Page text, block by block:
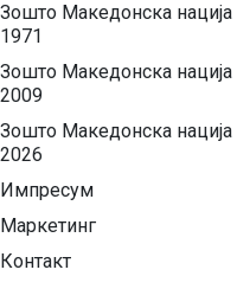
Зошто Македонска нација
1971
Зошто Македонска нација
2009
Зошто Македонска нација
2026
Импресум
Маркетинг
Контакт